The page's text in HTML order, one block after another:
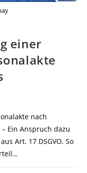
einer
nach
Ein Anspruch dazu
Art. 17 DSGVO. So